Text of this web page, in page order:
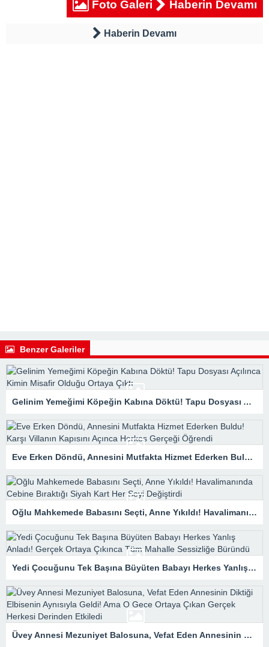
Foto Galeri Haberin Devamı
Haberin Devamı
Benzer Galeriler
Gelinim Yemeğimi Köpeğin Kabına Döktü! Tapu Dosyası Açılınca Kimin Misafir Olduğu Ortaya Çıktı
Eve Erken Döndü, Annesini Mutfakta Hizmet Ederken Buldu! Karşı Villanın Kapısını Açınca Herkes Gerçeği Öğrendi
Oğlu Mahkemede Babasını Seçti, Anne Yıkıldı! Havalimanında Cebine Bıraktığı Siyah Kart Her Şeyi Değiştirdi
Yedi Çocuğunu Tek Başına Büyüten Babayı Herkes Yanlış Anladı! Gerçek Ortaya Çıkınca Tüm Mahalle Sessizliğe Büründü
Üvey Annesi Mezuniyet Balosuna, Vefat Eden Annesinin Diktiği Elbisenin Aynısıyla Geldi! Ama O Gece Ortaya Çıkan Gerçek Herkesi Derinden Etkiledi